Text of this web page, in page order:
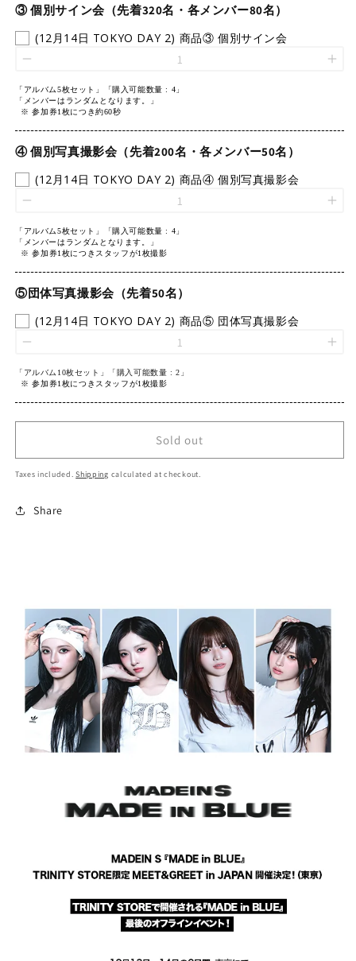
③ 個別サイン会（先着320名・各メンバー80名）
(12月14日 TOKYO DAY 2) 商品③ 個別サイン会
「アルバム5枚セット」 「購入可能数量 : 4」
「 メンバーはランダムとなります。
」
※ 参加券1枚につき約60秒
④ 個別写真撮影会（先着200名・各メンバー50名）
(12月14日 TOKYO DAY 2) 商品④ 個別写真撮影会
「アルバム5枚セット」 「購入可能数量 : 4」
「 メンバーはランダムとなります。
」
※ 参加券1枚につきスタッフが1枚撮影
⑤団体写真撮影会（先着50名）
(12月14日 TOKYO DAY 2) 商品⑤ 団体写真撮影会
「アルバム10枚セット」
「購入可能数量 : 2」
※ 参加券1枚につきスタッフが1枚撮影
Sold out
Taxes included.Shipping calculated at checkout.
Share